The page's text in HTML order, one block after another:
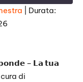
Durata:
– 𝗟𝗮 𝘁𝘂𝗮
di